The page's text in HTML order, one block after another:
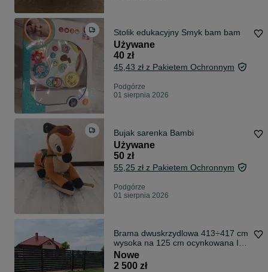
Stolik edukacyjny Smyk bam bam
Używane
40 zł
45,43 zł z Pakietem Ochronnym
Podgórze
01 sierpnia 2026
Bujak sarenka Bambi
Używane
50 zł
55,25 zł z Pakietem Ochronnym
Podgórze
01 sierpnia 2026
Brama dwuskrzydlowa 413÷417 cm
wysoka na 125 cm ocynkowana I
pomalowana proszkowo ral 9005
mat
Nowe
2 500 zł